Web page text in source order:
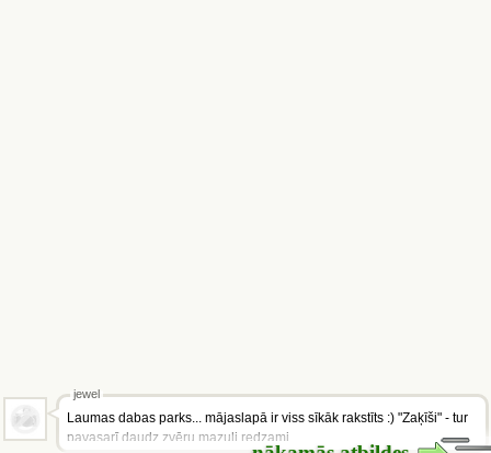
jewel
Laumas dabas parks... mājaslapā ir viss sīkāk rakstīts :) "Zaķīši" - tur
pavasarī daudz zvēru mazuļi redzami...